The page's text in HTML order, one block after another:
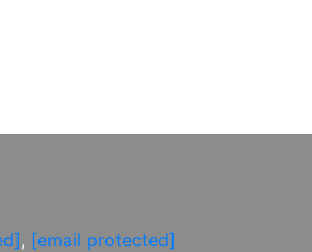
, [email protected]